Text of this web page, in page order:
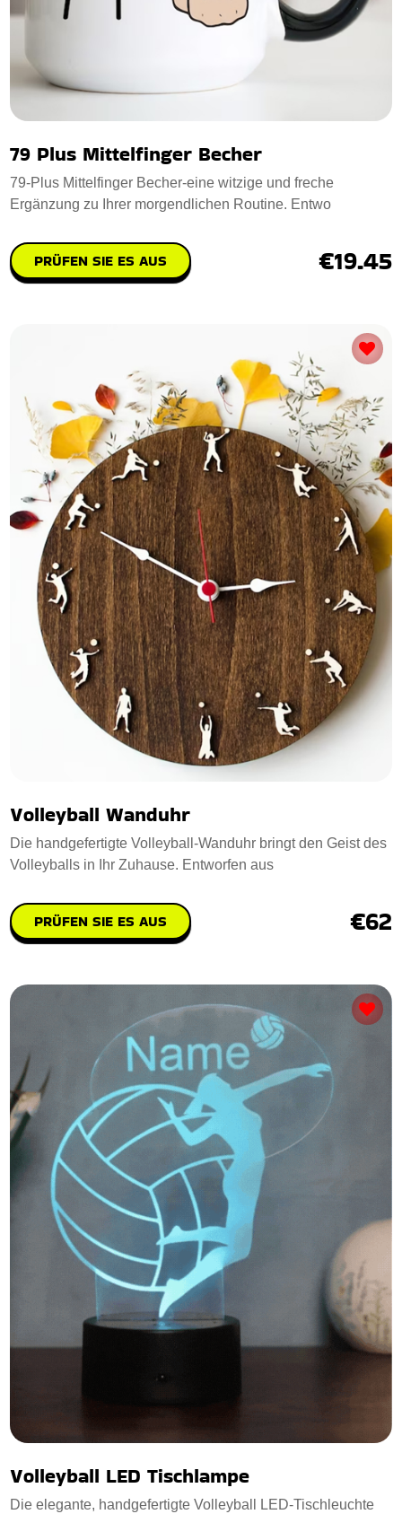
79 Plus Mittelfinger Becher
79-Plus Mittelfinger Becher-eine witzige und freche
Ergänzung zu Ihrer morgendlichen Routine. Entwo
PRÜFEN SIE ES AUS €19.45
Volleyball Wanduhr
Die handgefertigte Volleyball-Wanduhr bringt den Geist des
Volleyballs in Ihr Zuhause. Entworfen aus
PRÜFEN SIE ES AUS